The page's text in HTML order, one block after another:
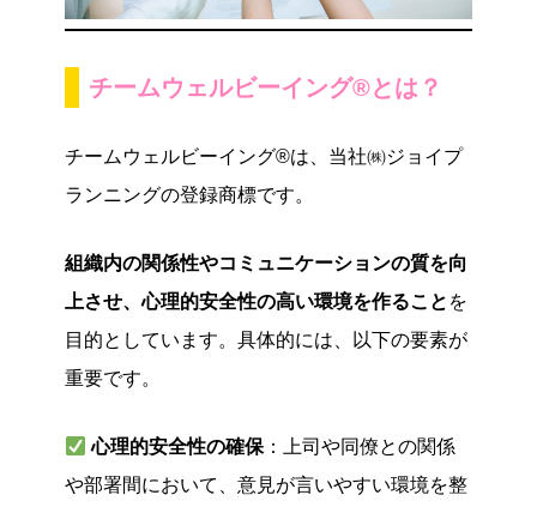
チームウェルビーイング®とは？
チームウェルビーイング®は、当社㈱ジョイプ
ランニングの登録商標です。
組織内の関係性やコミュニケーションの質を向
上させ、心理的安全性の高い環境を作ること を
目的としています。具体的には、以下の要素が
重要です。
心理的安全性の確保 ：上司や同僚との関係
や部署間において、意見が言いやすい環境を整